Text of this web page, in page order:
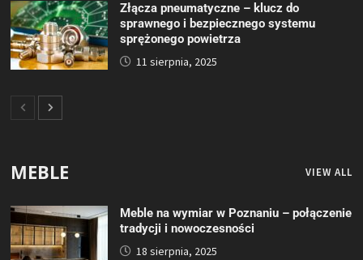
Złącza pneumatyczne – klucz do
sprawnego i bezpiecznego systemu
sprężonego powietrza
11 sierpnia, 2025
MEBLE VIEW ALL
Meble na wymiar w Poznaniu – połączenie
tradycji i nowoczesności
18 sierpnia, 2025